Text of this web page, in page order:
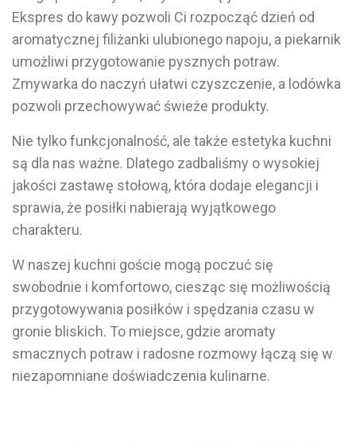
Ekspres do kawy pozwoli Ci rozpocząć dzień od
aromatycznej filiżanki ulubionego napoju, a piekarnik
umożliwi przygotowanie pysznych potraw.
Zmywarka do naczyń ułatwi czyszczenie, a lodówka
pozwoli przechowywać świeże produkty.
Nie tylko funkcjonalność, ale także estetyka kuchni
są dla nas ważne. Dlatego zadbaliśmy o wysokiej
jakości zastawę stołową, która dodaje elegancji i
sprawia, że posiłki nabierają wyjątkowego
charakteru.
W naszej kuchni goście mogą poczuć się
swobodnie i komfortowo, ciesząc się możliwością
przygotowywania posiłków i spędzania czasu w
gronie bliskich. To miejsce, gdzie aromaty
smacznych potraw i radosne rozmowy łączą się w
niezapomniane doświadczenia kulinarne.